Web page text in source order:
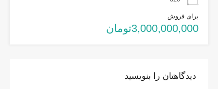
برای فروش
3,000,000,000تومان
دیدگاهتان را بنویسید